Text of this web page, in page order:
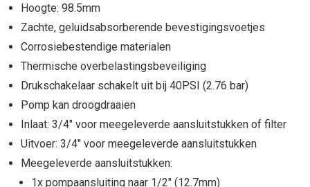
Hoogte: 98.5mm
Zachte, geluidsabsorberende bevestigingsvoetjes
Corrosiebestendige materialen
Thermische overbelastingsbeveiliging
Drukschakelaar schakelt uit bij 40PSI (2.76 bar)
Pomp kan droogdraaien
Inlaat: 3/4" voor meegeleverde aansluitstukken of filter
Uitvoer: 3/4" voor meegeleverde aansluitstukken
Meegeleverde aansluitstukken:
1x pompaansluiting naar 1/2" (12.7mm)